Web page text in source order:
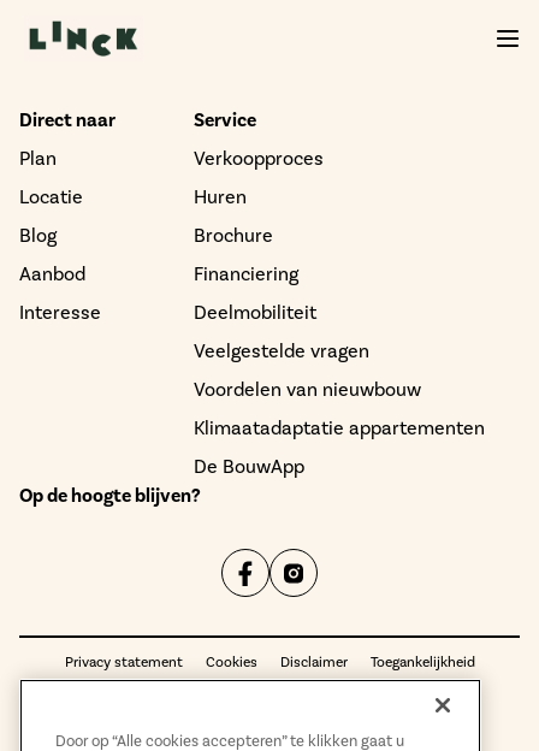
Direct naar
Plan
Locatie
Blog
Aanbod
Interesse
Service
Verkoopproces
Huren
Brochure
Financiering
Deelmobiliteit
Veelgestelde vragen
Voordelen van nieuwbouw
Klimaatadaptatie appartementen
De BouwApp
Op de hoogte blijven?
Privacy statement Cookies Disclaimer
Toegankelijkheid
Door op “Alle cookies accepteren” te klikken gaat u